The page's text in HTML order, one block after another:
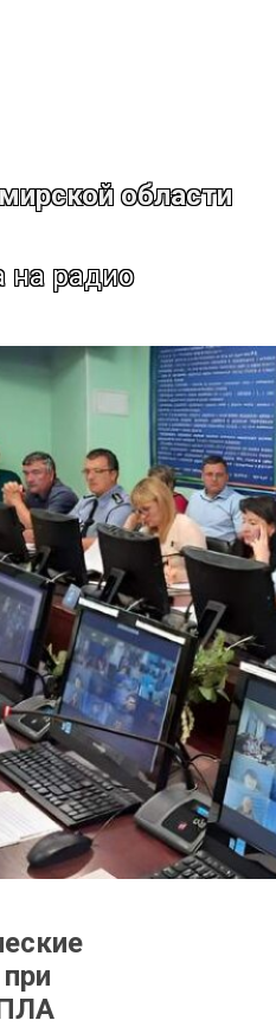
области
на радио